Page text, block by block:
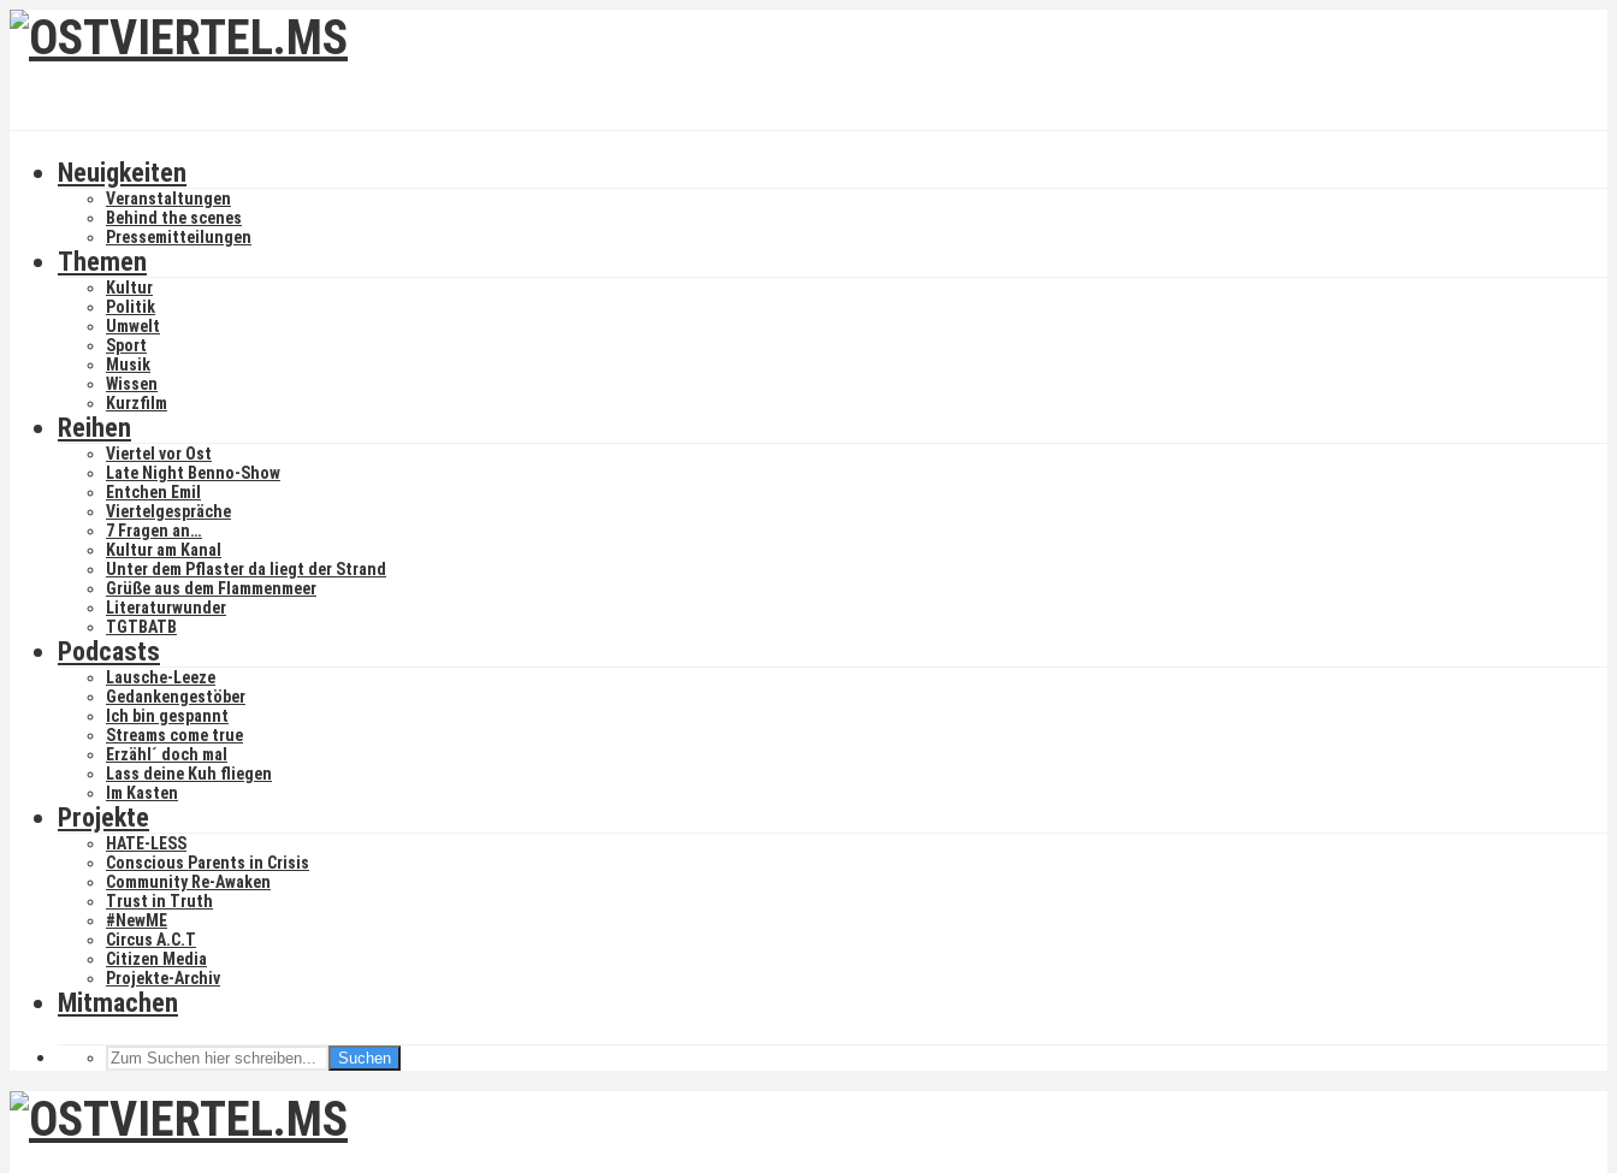
Neuigkeiten
Veranstaltungen
Behind the scenes
Pressemitteilungen
Themen
Kultur
Politik
Umwelt
Sport
Musik
Wissen
Kurzfilm
Reihen
Viertel vor Ost
Late Night Benno-Show
Entchen Emil
Viertelgespräche
7 Fragen an…
Kultur am Kanal
Unter dem Pflaster da liegt der Strand
Grüße aus dem Flammenmeer
Literaturwunder
TGTBATB
Podcasts
Lausche-Leeze
Gedankengestöber
Ich bin gespannt
Streams come true
Erzähl´ doch mal
Lass deine Kuh fliegen
Im Kasten
Projekte
HATE-LESS
Conscious Parents in Crisis
Community Re-Awaken
Trust in Truth
#NewME
Circus A.C.T
Citizen Media
Projekte-Archiv
Mitmachen
Suchen